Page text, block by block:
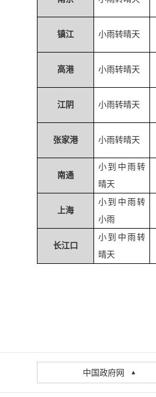
镇江 小雨转晴天
高港 小雨转晴天
江阴 小雨转晴天
张家港 小雨转晴天
南通
小到中雨转
晴天
上海
小到中雨转
小雨
长江口
小到中雨转
晴天
中国政府网 ▲